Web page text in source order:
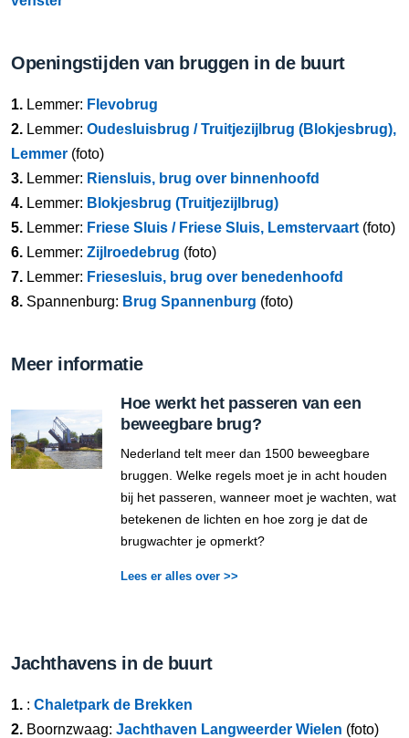
Openingstijden van bruggen in de buurt
1. Lemmer: Flevobrug
2. Lemmer: Oudesluisbrug / Truitjezijlbrug (Blokjesbrug),
Lemmer (foto)
3. Lemmer: Riensluis, brug over binnenhoofd
4. Lemmer: Blokjesbrug (Truitjezijlbrug)
5. Lemmer: Friese Sluis / Friese Sluis, Lemstervaart (foto)
6. Lemmer: Zijlroedebrug (foto)
7. Lemmer: Friesesluis, brug over benedenhoofd
8. Spannenburg: Brug Spannenburg (foto)
Meer informatie
Hoe werkt het passeren van een
beweegbare brug?
Nederland telt meer dan 1500 beweegbare
bruggen. Welke regels moet je in acht houden
bij het passeren, wanneer moet je wachten, wat
betekenen de lichten en hoe zorg je dat de
brugwachter je opmerkt?
Lees er alles over >>
Jachthavens in de buurt
1. : Chaletpark de Brekken
2. Boornzwaag: Jachthaven Langweerder Wielen (foto)